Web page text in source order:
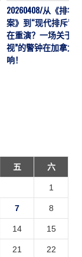
20260408/从《排华
案》到“现代排斥”历
在重演？一场关于“
视”的警钟在加拿大
响！
五 六
1
7 8
14 15
21 22